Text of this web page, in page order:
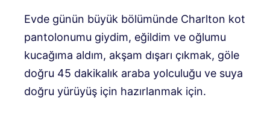
Evde günün büyük bölümünde Charlton kot
pantolonumu giydim, eğildim ve oğlumu
kucağıma aldım, akşam dışarı çıkmak, göle
doğru 45 dakikalık araba yolculuğu ve suya
doğru yürüyüş için hazırlanmak için.